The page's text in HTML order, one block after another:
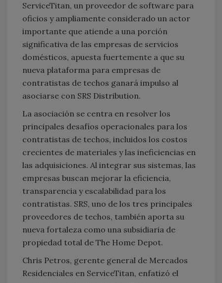
ServiceTitan, un proveedor de software para
oficios y ampliamente considerado un actor
importante que atiende a una porción
significativa de las empresas de servicios
domésticos, apuesta fuertemente a que su
nueva plataforma para empresas de
contratistas de techos ganará impulso al
asociarse con SRS Distribution.
La asociación se centra en resolver los
principales desafíos operacionales para los
contratistas de techos, incluidos los costos
crecientes de materiales y las ineficiencias en
las adquisiciones. Al integrar sus sistemas, las
empresas buscan mejorar la eficiencia,
transparencia y escalabilidad para los
contratistas. SRS, uno de los tres principales
proveedores de techos, también aporta su
nueva fortaleza como una subsidiaria de
propiedad total de The Home Depot.
Chris Petros, gerente general de Mercados
Residenciales en ServiceTitan, enfatizó el